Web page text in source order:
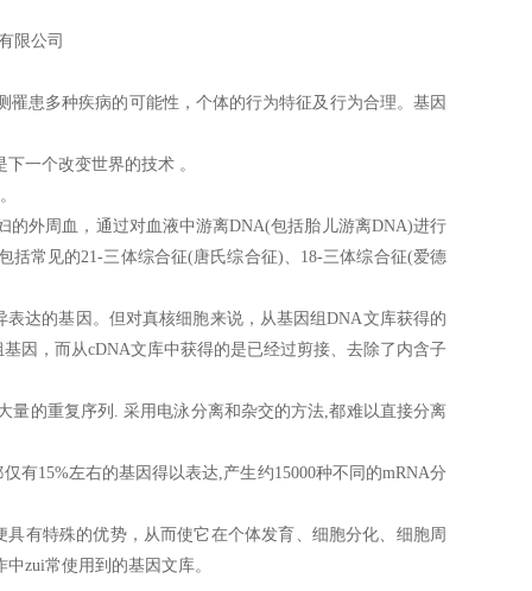
限公司
患多种疾病的可能性，个体的行为特征及行为合理。基因
一个改变世界的技术 。
外周血，通过对血液中游离DNA(包括胎儿游离DNA)进行
常见的21-三体综合征(唐氏综合征)、18-三体综合征(爱德
达的基因。但对真核细胞来说，从基因组DNA文库获得的
因，而从cDNA文库中获得的是已经过剪接、去除了内含子
量的重复序列. 采用电泳分离和杂交的方法,都难以直接分离
有15%左右的基因得以表达,产生约15000种不同的mRNA分
有特殊的优势，从而使它在个体发育、细胞分化、细胞周
zui常使用到的基因文库。